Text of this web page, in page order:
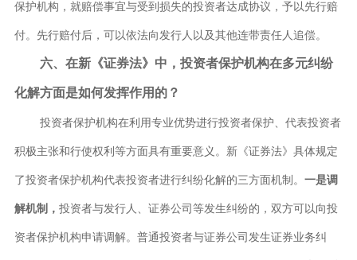
保护机构，就赔偿事宜与受到损失的投资者达成协议，予以先行赔
付。先行赔付后，可以依法向发行人以及其他连带责任人追偿。
六、在新《证券法》中，投资者保护机构在多元纠纷
化解方面是如何发挥作用的？
投资者保护机构在利用专业优势进行投资者保护、代表投资者
积极主张和行使权利等方面具有重要意义。新《证券法》具体规定
了投资者保护机构代表投资者进行纠纷化解的三方面机制。 一是调
解机制， 投资者与发行人、证券公司等发生纠纷的，双方可以向投
资者保护机构申请调解。普通投资者与证券公司发生证券业务纠